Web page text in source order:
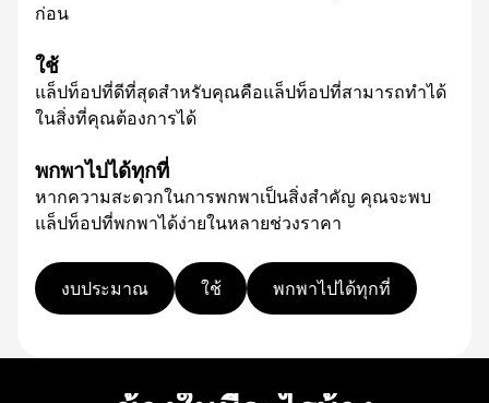
ก่อน
ใช้
แล็ปท็อปที่ดีที่สุดสำหรับคุณคือแล็ปท็อปที่สามารถทำได้
ในสิ่งที่คุณต้องการได้
พกพาไปได้ทุกที่
หากความสะดวกในการพกพาเป็นสิ่งสำคัญ คุณจะพบ
แล็ปท็อปที่พกพาได้ง่ายในหลายช่วงราคา
งบประมาณ ใช้ พกพาไปได้ทุกที่